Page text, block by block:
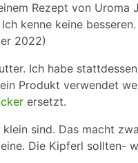
Rezept von Uroma
kenne keine besseren.
2022)
Ich habe
Produkt verwendet
ersetzt.
sind. Das macht
Die Kipferl sollten-